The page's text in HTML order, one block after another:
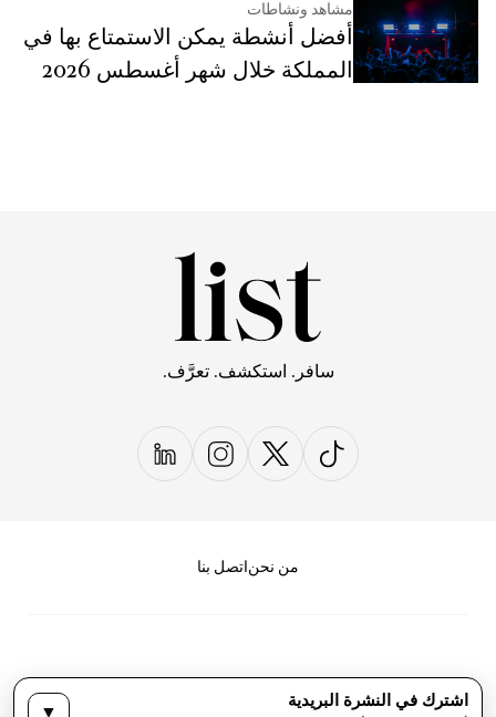
مشاهد ونشاطات
أفضل أنشطة يمكن الاستمتاع بها في
المملكة خلال شهر أغسطس 2026
سافر. استكشف. تعرَّف.
من نحن اتصل بنا
اشترك في النشرة البريدية
▼